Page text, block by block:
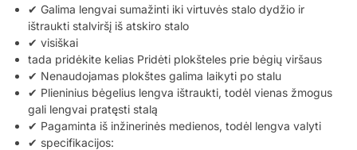
✔ Galima lengvai sumažinti iki virtuvės stalo dydžio ir
ištraukti stalviršį iš atskiro stalo
✔ visiškai
tada pridėkite kelias Pridėti plokšteles prie bėgių viršaus
✔ Nenaudojamas plokštes galima laikyti po stalu
✔ Plieninius bėgelius lengva ištraukti, todėl vienas žmogus
gali lengvai pratęsti stalą
✔ Pagaminta iš inžinerinės medienos, todėl lengva valyti
✔ specifikacijos: